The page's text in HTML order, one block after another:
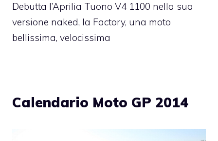
Debutta l’Aprilia Tuono V4 1100 nella sua
versione naked, la Factory, una moto
bellissima, velocissima
Calendario Moto GP 2014